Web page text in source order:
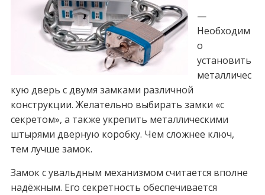
—
Необходим
о
установить
металличес
кую дверь с двумя замками различной
конструкции. Желательно выбирать замки «с
секретом», а также укрепить металлическими
штырями дверную коробку. Чем сложнее ключ,
тем лучше замок.
Замок с увальдным механизмом считается вполне
надёжным. Его секретность обеспечивается